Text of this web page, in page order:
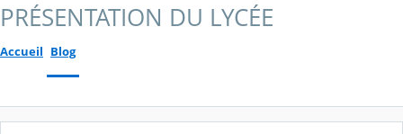
PRÉSENTATION DU LYCÉE
Accueil Blog